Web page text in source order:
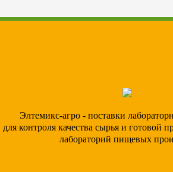
Элтемикс-агро - поставки
для контроля качества сырья и готовой
лабораторий пищевых